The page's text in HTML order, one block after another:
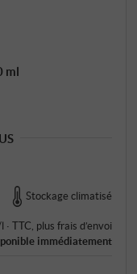
ml
Stockage climatisé
· TTC , plus frais d’envoi
immédiatement